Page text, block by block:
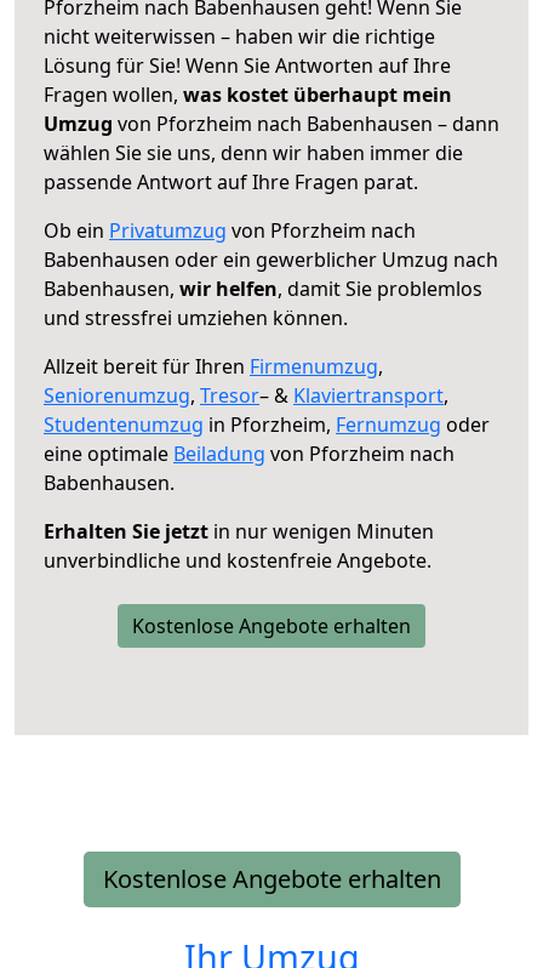
Pforzheim nach Babenhausen geht! Wenn Sie
nicht weiterwissen – haben wir die richtige
Lösung für Sie! Wenn Sie Antworten auf Ihre
Fragen wollen, was kostet überhaupt mein
Umzug von Pforzheim nach Babenhausen – dann
wählen Sie sie uns, denn wir haben immer die
passende Antwort auf Ihre Fragen parat.
Ob ein Privatumzug von Pforzheim nach
Babenhausen oder ein gewerblicher Umzug nach
Babenhausen, wir helfen, damit Sie problemlos
und stressfrei umziehen können.
Allzeit bereit für Ihren Firmenumzug,
Seniorenumzug, Tresor– & Klaviertransport,
Studentenumzug in Pforzheim, Fernumzug oder
eine optimale Beiladung von Pforzheim nach
Babenhausen.
Erhalten Sie jetzt in nur wenigen Minuten
unverbindliche und kostenfreie Angebote.
Kostenlose Angebote erhalten
Kostenlose Angebote erhalten
Ihr Umzug